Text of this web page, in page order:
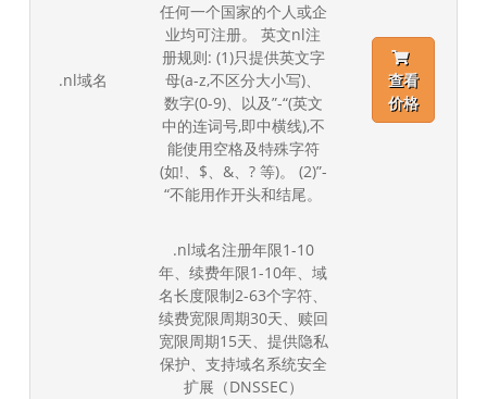
.nl域名
任何一个国家的个人或企
业均可注册。 英文nl注
册规则: (1)只提供英文字
母(a-z,不区分大小写)、
数字(0-9)、以及”-“(英文
中的连词号,即中横线),不
能使用空格及特殊字符
(如!、$、&、? 等)。 (2)”-
“不能用作开头和结尾。
.nl域名注册年限1-10
年、续费年限1-10年、域
名长度限制2-63个字符、
续费宽限周期30天、赎回
宽限周期15天、提供隐私
保护、支持域名系统安全
扩展（DNSSEC）
查看
价格